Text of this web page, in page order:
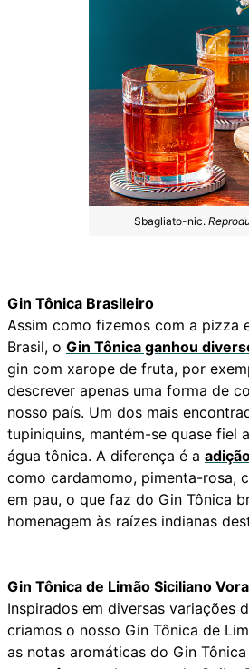
Sbagliato-nic.
Gin Tônica Brasileiro
Assim como fizemos com a pizza
Brasil, o Gin Tônica ganhou
gin com xarope de fruta, por
descrever apenas uma forma de
nosso país. Um dos mais
tupiniquins, mantém-se quase fiel
água tônica. A diferença é a
como cardamomo, pimenta-rosa,
em pau, o que faz do Gin Tônica
homenagem às raízes indianas
Gin Tônica de Limão Siciliano Vora
Inspirados em diversas variações
criamos o nosso Gin Tônica de
as notas aromáticas do Gin